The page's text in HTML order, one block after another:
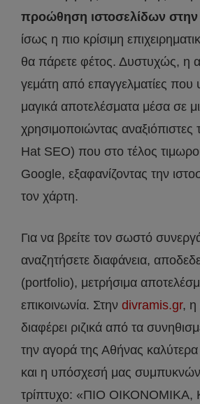
προώθηση ιστοσελίδων στην
ίσως η πιο κρίσιμη
θα πάρετε φέτος. Δυστυχώς, η
γεμάτη από επαγγελματίες που
μαγικά αποτελέσματα μέσα σε
χρησιμοποιώντας αναξιόπιστες
Hat SEO) που στο τέλος
Google, εξαφανίζοντας την
τον χάρτη.
Για να βρείτε τον σωστό
αναζητήσετε διαφάνεια,
(portfolio), μετρήσιμα
επικοινωνία. Στην divramis.gr, η
διαφέρει ριζικά από τα
την αγορά της Αθήνας
και η υπόσχεσή μας
τρίπτυχο: «ΠΙΟ